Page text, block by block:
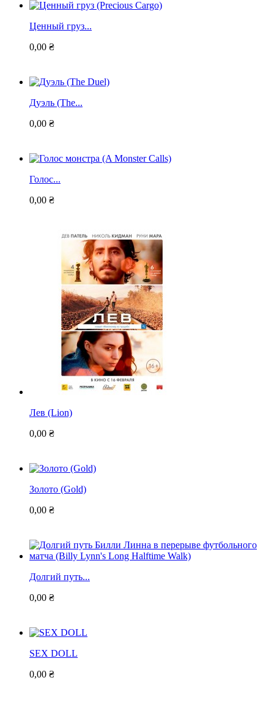
Ценный груз...
0,00 ₴
Дуэль (The...
0,00 ₴
Голос...
0,00 ₴
Лев (Lion)
0,00 ₴
Золото (Gold)
0,00 ₴
Долгий путь...
0,00 ₴
SEX DOLL
0,00 ₴